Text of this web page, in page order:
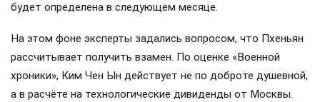
будет определена в следующем месяце.
На этом фоне эксперты задались вопросом, что Пхеньян
рассчитывает получить взамен. По оценке «Военной
хроники», Ким Чен Ын действует не по доброте душевной,
а в расчёте на технологические дивиденды от Москвы.